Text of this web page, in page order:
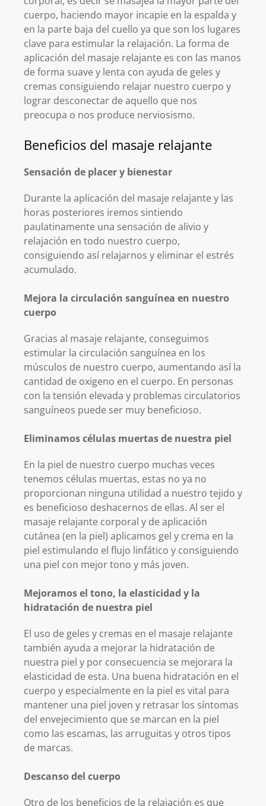
cuerpo, haciendo mayor incapie en la espalda y
en la parte baja del cuello ya que son los lugares
clave para estimular la relajación. La forma de
aplicación del masaje relajante es con las manos
de forma suave y lenta con ayuda de geles y
cremas consiguiendo relajar nuestro cuerpo y
lograr desconectar de aquello que nos
preocupa o nos produce nerviosismo.
Beneficios del masaje relajante
Sensación de placer y bienestar
Durante la aplicación del masaje relajante y las
horas posteriores iremos sintiendo
paulatinamente una sensación de alivio y
relajación en todo nuestro cuerpo,
consiguiendo así relajarnos y eliminar el estrés
acumulado.
Mejora la circulación sanguínea en nuestro
cuerpo
Gracias al masaje relajante, conseguimos
estimular la circulación sanguínea en los
músculos de nuestro cuerpo, aumentando así la
cantidad de oxigeno en el cuerpo. En personas
con la tensión elevada y problemas circulatorios
sanguíneos puede ser muy beneficioso.
Eliminamos células muertas de nuestra piel
En la piel de nuestro cuerpo muchas veces
tenemos células muertas, estas no ya no
proporcionan ninguna utilidad a nuestro tejido y
es beneficioso deshacernos de ellas. Al ser el
masaje relajante corporal y de aplicación
cutánea (en la piel) aplicamos gel y crema en la
piel estimulando el flujo linfático y consiguiendo
una piel con mejor tono y más joven.
Mejoramos el tono, la elasticidad y la
hidratación de nuestra piel
El uso de geles y cremas en el masaje relajante
también ayuda a mejorar la hidratación de
nuestra piel y por consecuencia se mejorara la
elasticidad de esta. Una buena hidratación en el
cuerpo y especialmente en la piel es vital para
mantener una piel joven y retrasar los síntomas
del envejecimiento que se marcan en la piel
como las escamas, las arruguitas y otros tipos
de marcas.
Descanso del cuerpo
Otro de los beneficios de la relajación es que